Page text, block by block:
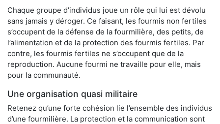
Chaque groupe d’individus joue un rôle qui lui est dévolu
sans jamais y déroger. Ce faisant, les fourmis non fertiles
s’occupent de la défense de la fourmilière, des petits, de
l’alimentation et de la protection des fourmis fertiles. Par
contre, les fourmis fertiles ne s’occupent que de la
reproduction. Aucune fourmi ne travaille pour elle, mais
pour la communauté.
Une organisation quasi militaire
Retenez qu’une forte cohésion lie l’ensemble des individus
d’une fourmilière. La protection et la communication sont